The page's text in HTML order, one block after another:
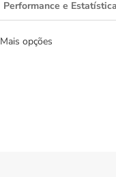
Performance e
Mais opções